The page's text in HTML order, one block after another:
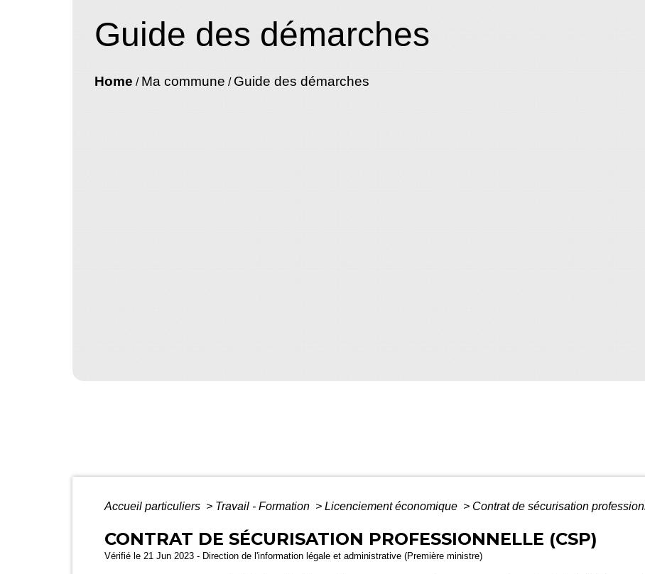
Guide des démarches
Home / Ma commune / Guide des démarches
Accueil particuliers > Travail - Formation > Licenciement économique > Contrat de sécurisation
CONTRAT DE SÉCURISATION PROFESSIONNELLE (CSP)
Vérifié le 21 Jun 2023 - Direction de l'information légale et administrative (Première ministre)